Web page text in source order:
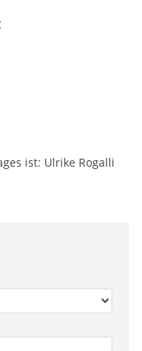
ist: Ulrike Rogalli